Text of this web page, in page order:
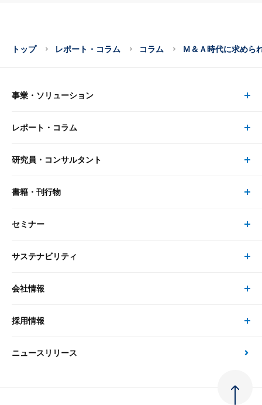
トップ レポート・コラム コラム Ｍ＆Ａ時代に求めら
事業・ソリューション
事業・ソリューション トップ
リサーチ
大和総研の強み
先端テクノロジーに基づく新たな価値の創出
レポート・コラム
レポート・コラム トップ
最新のレポート・コラム
政策分析
研究員・コンサルタント
研究員・コンサルタント トップ
研究員
書籍・刊行物
書籍・刊行物 トップ
書籍
セミナー
セミナー トップ
現在受付中のセミナー・イベント
サステナビリティ
サステナビリティの取り組み
次世代社会への貢献
会社情報
会社情報 トップ
会社概要・役員一覧
採用情報
採用情報 トップ
ニュースリリース